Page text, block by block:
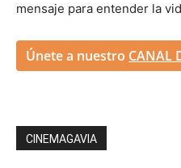
mensaje para entender la
Únete a nuestro CANAL
CINEMAGAVIA